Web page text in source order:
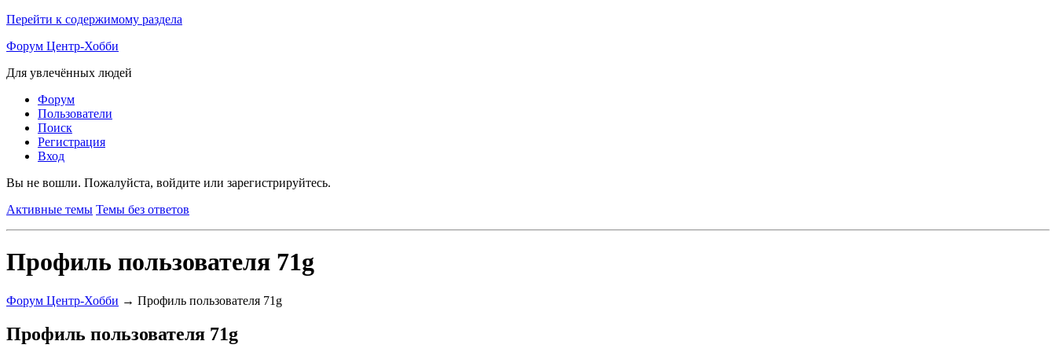
Перейти к содержимому раздела
Форум Центр-Хобби
Для увлечённых людей
Форум
Пользователи
Поиск
Регистрация
Вход
Вы не вошли. Пожалуйста, войдите или зарегистрируйтесь.
Активные темы Темы без ответов
Профиль пользователя 71g
Форум Центр-Хобби → Профиль пользователя 71g
Профиль пользователя 71g